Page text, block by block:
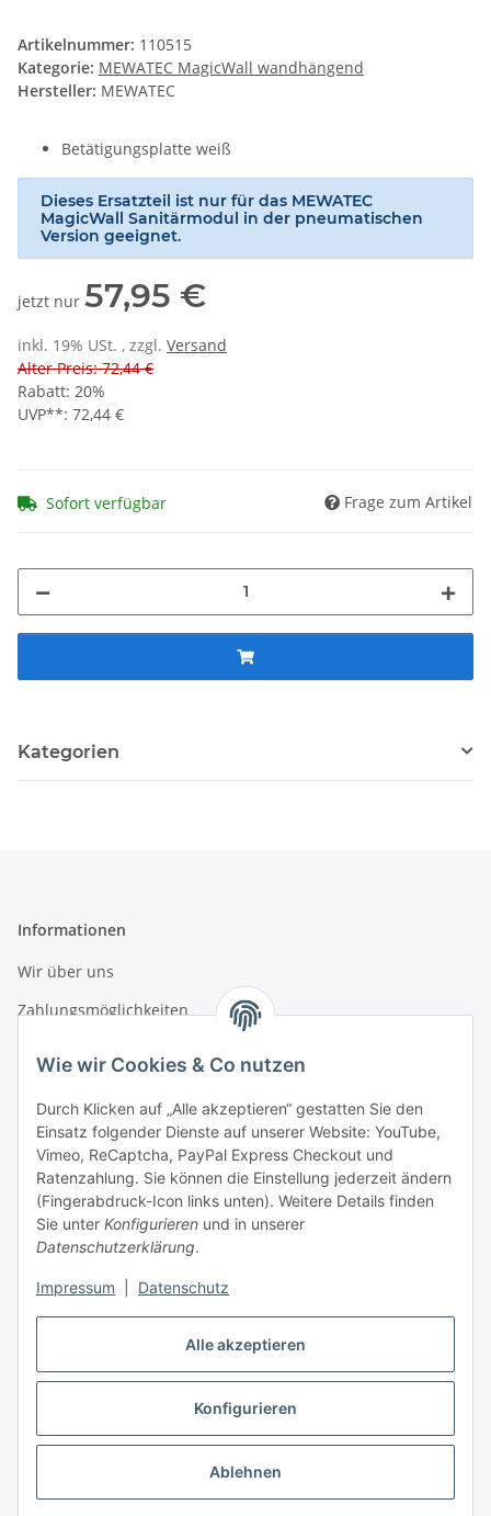
Alle akzeptieren
Konfigurieren
Ablehnen
Wie wir Cookies & Co nutzen
Durch Klicken auf „Alle akzeptieren“ gestatten Sie den
Einsatz folgender Dienste auf unserer Website: YouTube,
Vimeo, ReCaptcha, PayPal Express Checkout und
Ratenzahlung. Sie können die Einstellung jederzeit ändern
(Fingerabdruck-Icon links unten). Weitere Details finden
Sie unter Konfigurieren und in unserer
Datenschutzerklärung.
Impressum Datenschutz
Artikelnummer: 110515
Kategorie: MEWATEC MagicWall wandhängend
Hersteller: MEWATEC
Betätigungsplatte weiß
Dieses Ersatzteil ist nur für das MEWATEC
MagicWall Sanitärmodul in der pneumatischen
Version geeignet.
jetzt nur 57,95 €
inkl. 19% USt. , zzgl. Versand
Alter Preis: 72,44 €
Rabatt: 20%
UVP**: 72,44 €
Sofort verfügbar Frage zum Artikel
Kategorien
Informationen
Wir über uns
Zahlungsmöglichkeiten
Gesetzliche Informationen
Datenschutz
AGB
Sitemap
Nachhaltigkeitshinweise
Vertrag widerrufen